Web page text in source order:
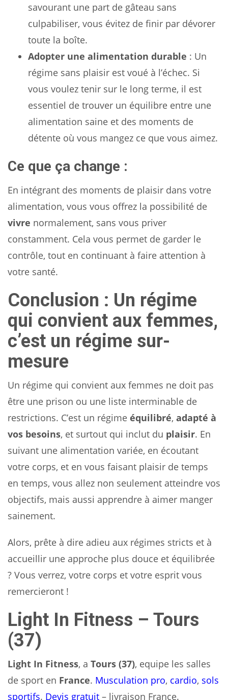
savourant une part de gâteau sans
culpabiliser, vous évitez de finir par dévorer
toute la boîte.
Adopter une alimentation durable : Un
régime sans plaisir est voué à l’échec. Si
vous voulez tenir sur le long terme, il est
essentiel de trouver un équilibre entre une
alimentation saine et des moments de
détente où vous mangez ce que vous aimez.
Ce que ça change :
En intégrant des moments de plaisir dans votre
alimentation, vous vous offrez la possibilité de
vivre normalement, sans vous priver
constamment. Cela vous permet de garder le
contrôle, tout en continuant à faire attention à
votre santé.
Conclusion : Un régime
qui convient aux femmes,
c’est un régime sur-
mesure
Un régime qui convient aux femmes ne doit pas
être une prison ou une liste interminable de
restrictions. C’est un régime équilibré, adapté à
vos besoins, et surtout qui inclut du plaisir. En
suivant une alimentation variée, en écoutant
votre corps, et en vous faisant plaisir de temps
en temps, vous allez non seulement atteindre vos
objectifs, mais aussi apprendre à aimer manger
sainement.
Alors, prête à dire adieu aux régimes stricts et à
accueillir une approche plus douce et équilibrée
? Vous verrez, votre corps et votre esprit vous
remercieront !
Light In Fitness – Tours
(37)
Light In Fitness, a Tours (37), equipe les salles
de sport en France. Musculation pro, cardio, sols
sportifs. Devis gratuit – livraison France.